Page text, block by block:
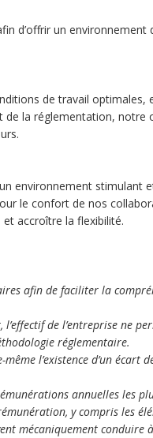
d’offrir un environnement
de travail optimales,
de la réglementation, notre
environnement stimulant
le confort de nos
accroître la flexibilité.
afin de faciliter la
de l’entreprise ne
réglementaire.
l’existence d’un écart
annuelles les
y compris les
mécaniquement conduire